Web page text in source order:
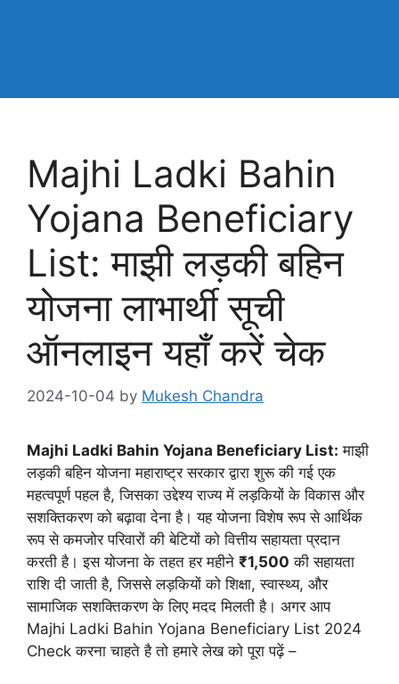
Majhi Ladki Bahin
Yojana Beneficiary
List: माझी लड़की बहिन
योजना लाभार्थी सूची
ऑनलाइन यहाँ करें चेक
2024-10-04 by Mukesh Chandra
Majhi Ladki Bahin Yojana Beneficiary List: माझी
लड़की बहिन योजना महाराष्ट्र सरकार द्वारा शुरू की गई एक
महत्वपूर्ण पहल है, जिसका उद्देश्य राज्य में लड़कियों के विकास और
सशक्तिकरण को बढ़ावा देना है। यह योजना विशेष रूप से आर्थिक
रूप से कमजोर परिवारों की बेटियों को वित्तीय सहायता प्रदान
करती है। इस योजना के तहत हर महीने ₹1,500 की सहायता
राशि दी जाती है, जिससे लड़कियों को शिक्षा, स्वास्थ्य, और
सामाजिक सशक्तिकरण के लिए मदद मिलती है। अगर आप
Majhi Ladki Bahin Yojana Beneficiary List 2024
Check करना चाहते है तो हमारे लेख को पूरा पढ़ें –